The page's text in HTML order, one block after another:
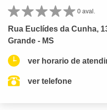
0 aval.
Rua Euclídes da Cunha,
Grande - MS
ver horario de
ver telefone